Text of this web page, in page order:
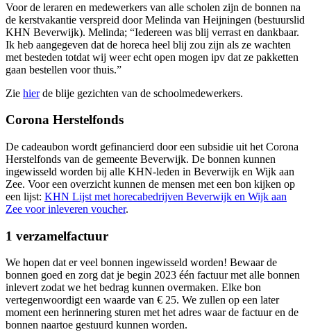
Voor de leraren en medewerkers van alle scholen zijn de bonnen na
de kerstvakantie verspreid door Melinda van Heijningen (bestuurslid
KHN Beverwijk). Melinda; “Iedereen was blij verrast en dankbaar.
Ik heb aangegeven dat de horeca heel blij zou zijn als ze wachten
met besteden totdat wij weer echt open mogen ipv dat ze pakketten
gaan bestellen voor thuis.”
Zie hierde blije gezichten van de schoolmedewerkers.
Corona Herstelfonds
De cadeaubon wordt gefinancierd door een subsidie uit het Corona
Herstelfonds van de gemeente Beverwijk. De bonnen kunnen
ingewisseld worden bij alle KHN-leden in Beverwijk en Wijk aan
Zee. Voor een overzicht kunnen de mensen met een bon kijken op
een lijst: KHN Lijst met horecabedrijven Beverwijk en Wijk aan
Zee voor inleveren voucher.
1 verzamelfactuur
We hopen dat er veel bonnen ingewisseld worden! Bewaar de
bonnen goed en zorg dat je begin 2023 één factuur met alle bonnen
inlevert zodat we het bedrag kunnen overmaken. Elke bon
vertegenwoordigt een waarde van € 25. We zullen op een later
moment een herinnering sturen met het adres waar de factuur en de
bonnen naartoe gestuurd kunnen worden.